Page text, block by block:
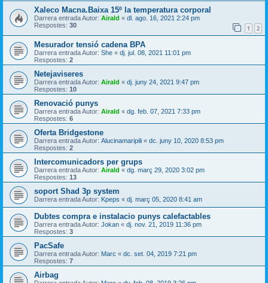
Xaleco Macna.Baixa 15º la temperatura corporal
Darrera entrada Autor: Airald « dl. ago. 16, 2021 2:24 pm
Respostes: 30 1 2
Mesurador tensió cadena BPA
Darrera entrada Autor: She « dj. jul. 08, 2021 11:01 pm
Respostes: 2
Netejaviseres
Darrera entrada Autor: Airald « dj. juny 24, 2021 9:47 pm
Respostes: 10
Renovació punys
Darrera entrada Autor: Airald « dg. feb. 07, 2021 7:33 pm
Respostes: 6
Oferta Bridgestone
Darrera entrada Autor: Alucinamaripili « dc. juny 10, 2020 8:53 pm
Respostes: 2
Intercomunicadors per grups
Darrera entrada Autor: Airald « dg. març 29, 2020 3:02 pm
Respostes: 13
soport Shad 3p system
Darrera entrada Autor: Kpeps « dj. març 05, 2020 8:41 am
Dubtes compra e instalacio punys calefactables
Darrera entrada Autor: Jokan « dj. nov. 21, 2019 11:36 pm
Respostes: 3
PacSafe
Darrera entrada Autor: Marc « dc. set. 04, 2019 7:21 pm
Respostes: 7
Airbag